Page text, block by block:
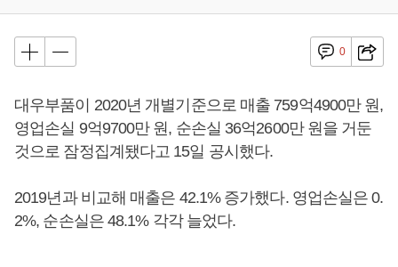
0
대우부품이 2020년 개별기준으로 매출 759억4900만 원,
영업손실 9억9700만 원, 순손실 36억2600만 원을 거둔
것으로 잠정집계됐다고 15일 공시했다.
2019년과 비교해 매출은 42.1% 증가했다. 영업손실은 0.
2%, 순손실은 48.1% 각각 늘었다.